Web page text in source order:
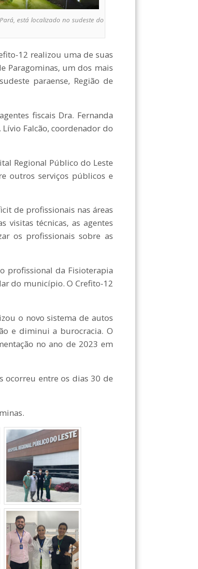
está localizado no sudeste do
12 realizou uma de suas
Paragominas, um dos mais
paraense, Região de
fiscais Dra. Fernanda
Falcão, coordenador do
Regional Público do Leste
outros serviços públicos e
de profissionais nas áreas
visitas técnicas, as agentes
os profissionais sobre as
da Fisioterapia
do município. O Crefito-12
o novo sistema de autos
e diminui a burocracia. O
no ano de 2023 em
entre os dias 30 de